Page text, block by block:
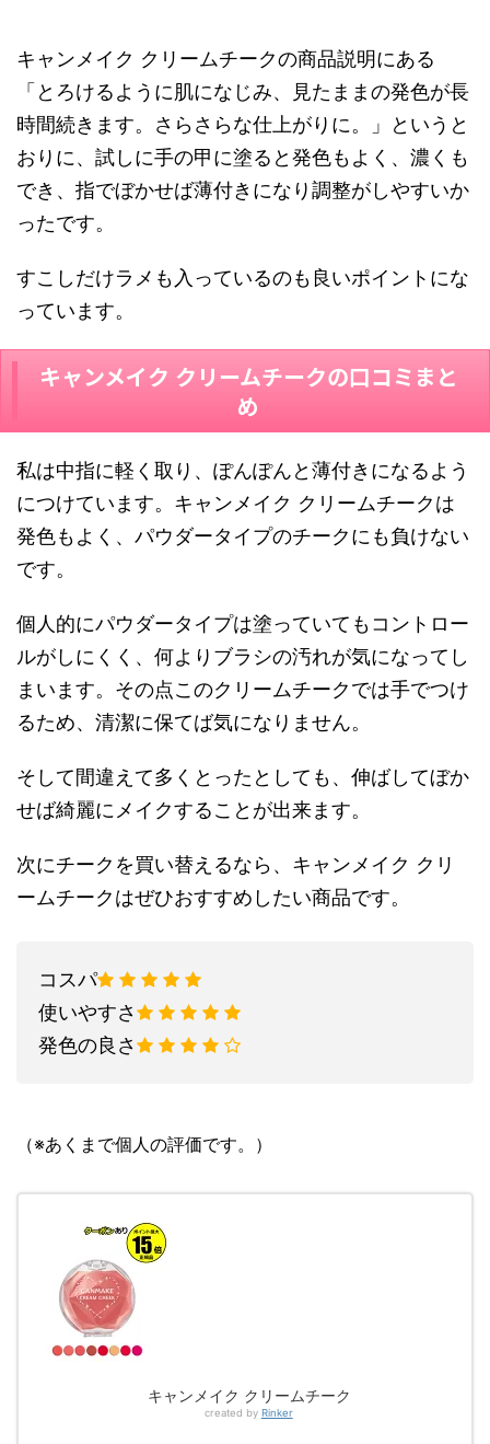
キャンメイク クリームチークの商品説明にある
「とろけるように肌になじみ、見たままの発色が長
時間続きます。さらさらな仕上がりに。」というと
おりに、試しに手の甲に塗ると発色もよく、濃くも
でき、指でぼかせば薄付きになり調整がしやすいか
ったです。
すこしだけラメも入っているのも良いポイントにな
っています。
キャンメイク クリームチークの口コミまと
め
私は中指に軽く取り、ぽんぽんと薄付きになるよう
につけています。 キャンメイク クリームチークは
発色もよく、パウダータイプのチークにも負けない
です。
個人的にパウダータイプは塗っていてもコントロー
ルがしにくく、何よりブラシの汚れが気になってし
まいます。その点このクリームチークでは手でつけ
るため、清潔に保てば気になりません。
そして間違えて多くとったとしても、伸ばしてぼか
せば綺麗にメイクすることが出来ます。
次にチークを買い替えるなら、 キャンメイク クリ
ームチークはぜひおすすめしたい商品です。
コスパ
使いやすさ
発色の良さ
（※あくまで個人の評価です。）
キャンメイク クリームチーク
created by Rinker